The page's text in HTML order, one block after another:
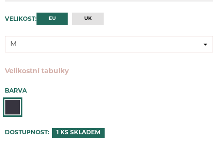
VELIKOST: EU UK
M
M
Velikostní tabulky
BARVA
DOSTUPNOST: 1 KS SKLADEM